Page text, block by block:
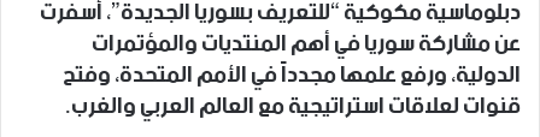
دبلوماسية مكوكية “للتعريف بسوريا الجديدة”، أسفرت
عن مشاركة سوريا في أهم المنتديات والمؤتمرات
الدولية، ورفع علمها مجدداً في الأمم المتحدة، وفتح
قنوات لعلاقات استراتيجية مع العالم العربي والغرب.